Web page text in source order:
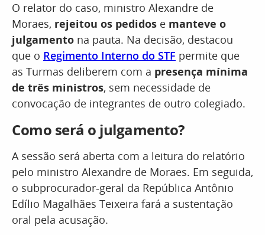
O relator do caso, ministro Alexandre de
Moraes, rejeitou os pedidos e manteve o
julgamento na pauta. Na decisão, destacou
que o Regimento Interno do STF permite que
as Turmas deliberem com a presença mínima
de três ministros, sem necessidade de
convocação de integrantes de outro colegiado.
Como será o julgamento?
A sessão será aberta com a leitura do relatório
pelo ministro Alexandre de Moraes. Em seguida,
o subprocurador-geral da República Antônio
Edílio Magalhães Teixeira fará a sustentação
oral pela acusação.